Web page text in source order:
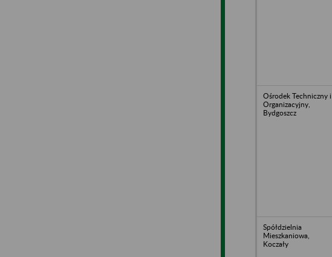
Ośrodek Techniczny i
Organizacyjny,
Bydgoszcz
Spółdzielnia
Mieszkaniowa,
Koczały